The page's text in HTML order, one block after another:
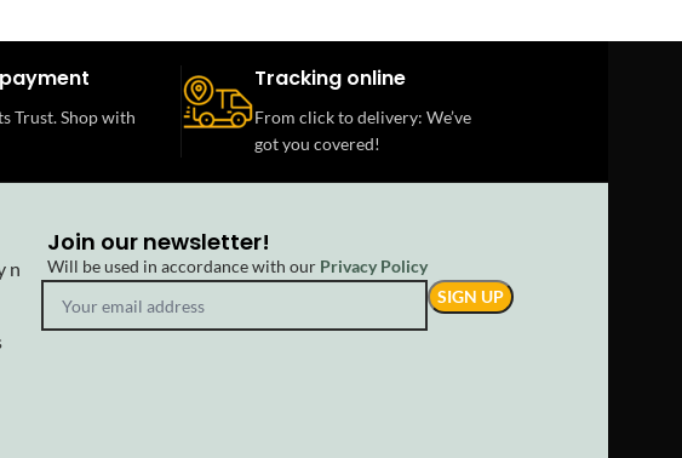
Trust. Shop with
Tracking online
From click to delivery: We’ve
got you covered!
n
Join our newsletter!
Will be used in accordance with our Privacy Policy